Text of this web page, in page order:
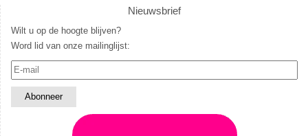
Nieuwsbrief
Wilt u op de hoogte blijven?
Word lid van onze mailinglijst: